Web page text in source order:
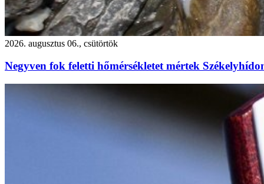
2026. augusztus 06., csütörtök
Negyven fok feletti hőmérsékletet mértek